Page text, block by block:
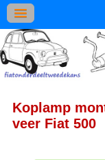
Koplamp
veer Fiat 500